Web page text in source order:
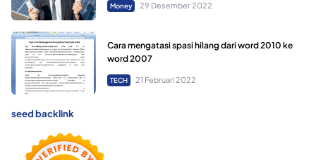
Money 29 Desember 2022
Cara mengatasi spasi hilang dari word 2010 ke
word 2007
TECH 21 Februari 2022
seed backlink